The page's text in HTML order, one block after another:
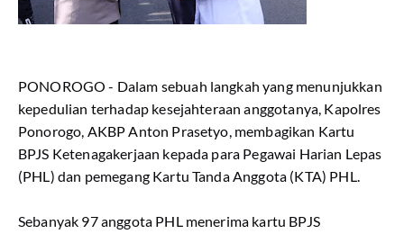
PONOROGO - Dalam sebuah langkah yang menunjukkan
kepedulian terhadap kesejahteraan anggotanya, Kapolres
Ponorogo, AKBP Anton Prasetyo, membagikan Kartu
BPJS Ketenagakerjaan kepada para Pegawai Harian Lepas
(PHL) dan pemegang Kartu Tanda Anggota (KTA) PHL.
Sebanyak 97 anggota PHL menerima kartu BPJS